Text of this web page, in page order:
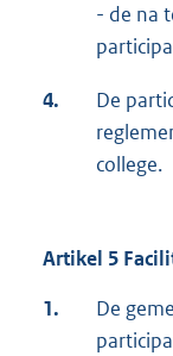
- de na
4.
De
college.
Artikel 5
1.
De